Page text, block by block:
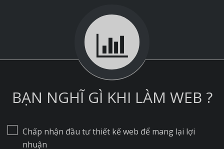
BẠN NGHĨ GÌ KHI LÀM WEB ?
Chấp nhận đầu tư thiết kế web để mang lại lợi
nhuận